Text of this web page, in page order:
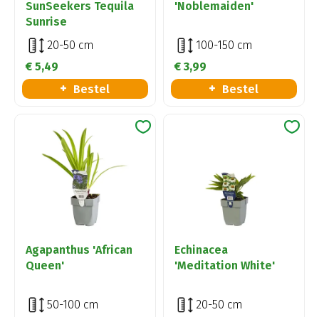
SunSeekers Tequila
Sunrise
20-50 cm
€ 5,49
Bestel
'Noblemaiden'
100-150 cm
€ 3,99
Bestel
Agapanthus 'African
Queen'
50-100 cm
Echinacea
'Meditation White'
20-50 cm